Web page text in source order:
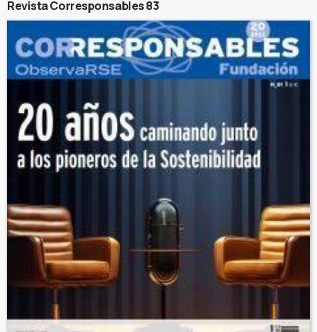
Revista Corresponsables 83